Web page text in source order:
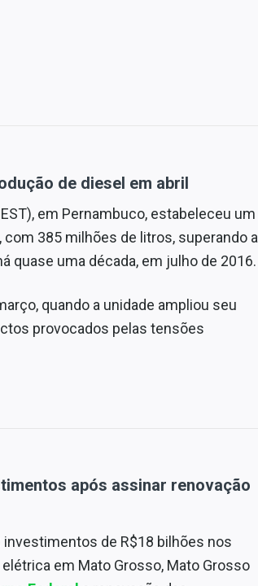
de diesel em abril
em Pernambuco, estabeleceu um
com 385 milhões de litros, superando a
quase uma década, em julho de 2016.
quando a unidade ampliou seu
provocados pelas tensões
após assinar renovação
de R$18 bilhões nos
em Mato Grosso, Mato Grosso